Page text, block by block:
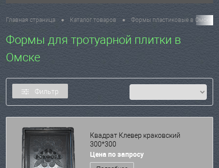
Главная страница • Каталог товаров • Формы пластиковые в Омске
Формы для тротуарной плитки в
Омске
Фильтр
Квадрат Клевер краковский
300*300
Цена по запросу